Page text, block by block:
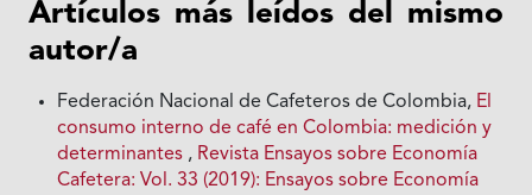
Artículos más leídos del mismo
autor/a
Federación Nacional de Cafeteros de Colombia, El
consumo interno de café en Colombia: medición y
determinantes , Revista Ensayos sobre Economía
Cafetera: Vol. 33 (2019): Ensayos sobre Economía